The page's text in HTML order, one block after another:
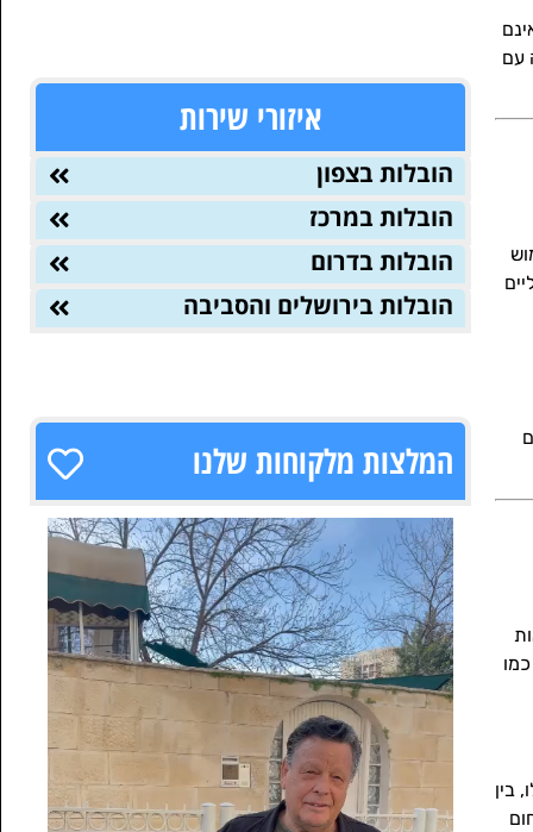
עם
בין
איזורי שירות
הובלות בצפון
הובלות במרכז
הובלות בדרום
הובלות בירושלים והסביבה
המלצות מלקוחות שלנו